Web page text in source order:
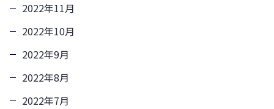
2022年11月
2022年10月
2022年9月
2022年8月
2022年7月